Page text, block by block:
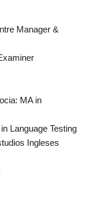
Manager &
MA in
Language Testing
Ingleses